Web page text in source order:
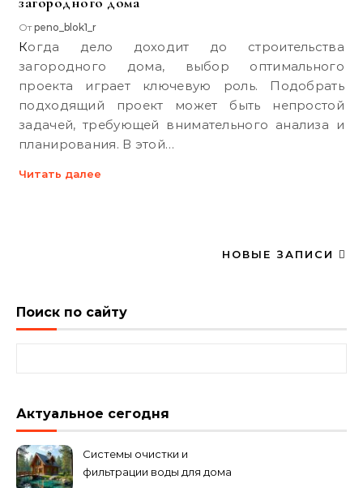
Отpeno_blok1_r
Когда дело доходит до строительства
загородного дома, выбор оптимального
проекта играет ключевую роль. Подобрать
подходящий проект может быть непростой
задачей, требующей внимательного анализа и
планирования. В этой…
Читать далее
НОВЫЕ ЗАПИСИ
Поиск по сайту
Актуальное сегодня
Системы очистки и
фильтрации воды для дома